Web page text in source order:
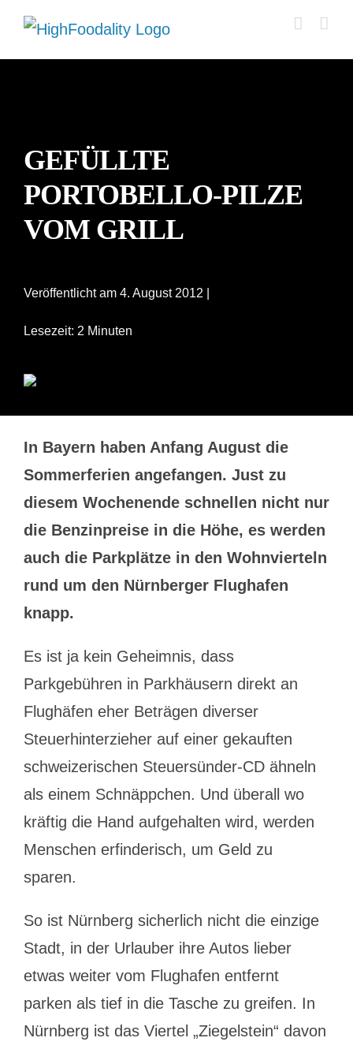
Zum
Inhalt
GEFÜLLTE
PORTOBELLO-PILZE
VOM GRILL
Veröffentlicht am 4. August 2012 |
Lesezeit: 2 Minuten
In Bayern haben Anfang August die
Sommerferien angefangen. Just zu
diesem Wochenende schnellen nicht nur
die Benzinpreise in die Höhe, es werden
auch die Parkplätze in den Wohnvierteln
rund um den Nürnberger Flughafen
knapp.
Es ist ja kein Geheimnis, dass
Parkgebühren in Parkhäusern direkt an
Flughäfen eher Beträgen diverser
Steuerhinterzieher auf einer gekauften
schweizerischen Steuersünder-CD ähneln
als einem Schnäppchen. Und überall wo
kräftig die Hand aufgehalten wird, werden
Menschen erfinderisch, um Geld zu
sparen.
So ist Nürnberg sicherlich nicht die einzige
Stadt, in der Urlauber ihre Autos lieber
etwas weiter vom Flughafen entfernt
parken als tief in die Tasche zu greifen. In
Nürnberg ist das Viertel „Ziegelstein“ davon